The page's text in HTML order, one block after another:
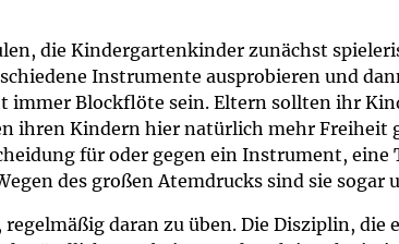
die Kindergartenkinder zunächst
Instrumente ausprobieren und
Blockflöte sein. Eltern sollten ihr
ihren Kindern hier natürlich mehr Freiheit
für oder gegen ein Instrument,
des großen Atemdrucks sind sie sogar
daran zu üben. Die Disziplin,